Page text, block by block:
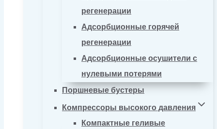
регенерации
Адсорбционные горячей
регенерации
Адсорбционные осушители с
нулевыми потерями
Поршневые бустеры
Компрессоры высокого давления
Компактные геливые